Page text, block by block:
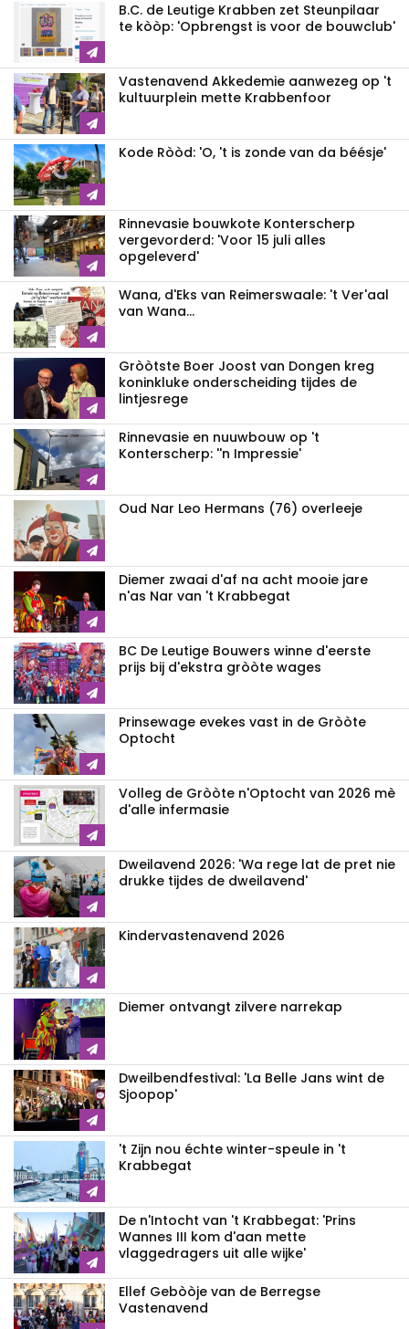
B.C. de Leutige Krabben zet Steunpilaar
te kòòp: 'Opbrengst is voor de bouwclub'
Vastenavend Akkedemie aanwezeg op 't
kultuurplein mette Krabbenfoor
Kode Ròòd: 'O, 't is zonde van da béésje'
Rinnevasie bouwkote Konterscherp
vergevorderd: 'Voor 15 juli alles
opgeleverd'
Wana, d'Eks van Reimerswaale: 't Ver'aal
van Wana...
Gròòtste Boer Joost van Dongen kreg
koninkluke onderscheiding tijdes de
lintjesrege
Rinnevasie en nuuwbouw op 't
Konterscherp: ''n Impressie'
Oud Nar Leo Hermans (76) overleeje
Diemer zwaai d'af na acht mooie jare
n'as Nar van 't Krabbegat
BC De Leutige Bouwers winne d'eerste
prijs bij d'ekstra gròòte wages
Prinsewage evekes vast in de Gròòte
Optocht
Volleg de Gròòte n'Optocht van 2026 mè
d'alle infermasie
Dweilavend 2026: 'Wa rege lat de pret nie
drukke tijdes de dweilavend'
Kindervastenavend 2026
Diemer ontvangt zilvere narrekap
Dweilbendfestival: 'La Belle Jans wint de
Sjoopop'
't Zijn nou échte winter-speule in 't
Krabbegat
De n'Intocht van 't Krabbegat: 'Prins
Wannes III kom d'aan mette
vlaggedragers uit alle wijke'
Ellef Gebòòje van de Berregse
Vastenavend